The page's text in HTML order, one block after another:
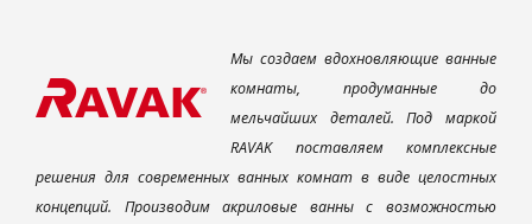
Мы создаем вдохновляющие ванные
комнаты, продуманные до
мельчайших деталей. Под маркой
RAVAK поставляем комплексные
решения для современных ванных комнат в виде целостных
концепций. Производим акриловые ванны с возможностью